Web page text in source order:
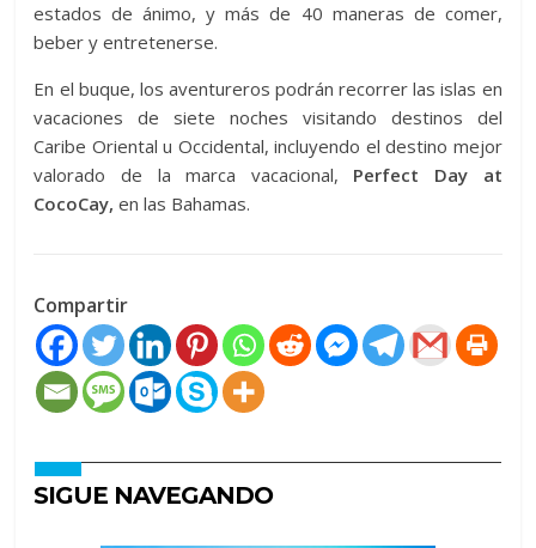
estados de ánimo, y más de 40 maneras de comer,
beber y entretenerse.
En el buque, los aventureros podrán recorrer las islas en
vacaciones de siete noches visitando destinos del
Caribe Oriental u Occidental, incluyendo el destino mejor
valorado de la marca vacacional, Perfect Day at
CocoCay, en las Bahamas.
Compartir
SIGUE NAVEGANDO